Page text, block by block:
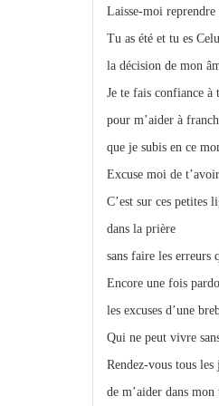
Laisse-moi reprendre
Tu as été et tu es
la décision de mon
Je te fais confiance à
pour m’aider à
que je subis en ce
Excuse moi de
C’est sur ces petites
dans la prière
sans faire les erreurs
Encore une fois
les excuses d’une
Qui ne peut vivre
Rendez-vous tous
de m’aider dans mon